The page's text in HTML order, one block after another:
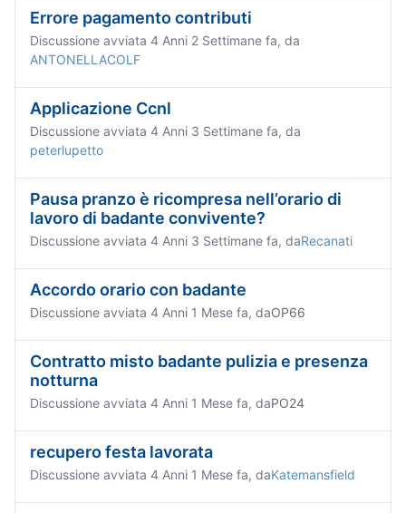
Errore pagamento contributi
Discussione avviata 4 Anni 2 Settimane fa, da
ANTONELLACOLF
Applicazione Ccnl
Discussione avviata 4 Anni 3 Settimane fa, da
peterlupetto
Pausa pranzo è ricompresa nell’orario di
lavoro di badante convivente?
Discussione avviata 4 Anni 3 Settimane fa, daRecanati
Accordo orario con badante
Discussione avviata 4 Anni 1 Mese fa, daOP66
Contratto misto badante pulizia e presenza
notturna
Discussione avviata 4 Anni 1 Mese fa, daPO24
recupero festa lavorata
Discussione avviata 4 Anni 1 Mese fa, daKatemansfield